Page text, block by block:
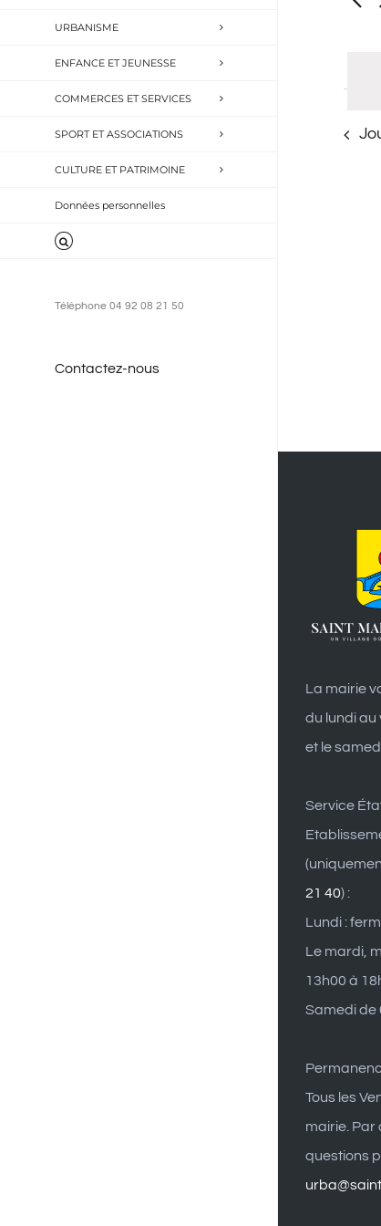
URBANISME
ENFANCE ET JEUNESSE
COMMERCES ET SERVICES
SPORT ET ASSOCIATIONS
CULTURE ET PATRIMOINE
Données personnelles
Téléphone 04 92 08 21 50
Contactez-nous
mot-
La mairie
du lundi au
et le
Service
21 40) :
Lundi :
Le mardi,
13h00 à
Samedi de
Tous les
mairie. Par
questions